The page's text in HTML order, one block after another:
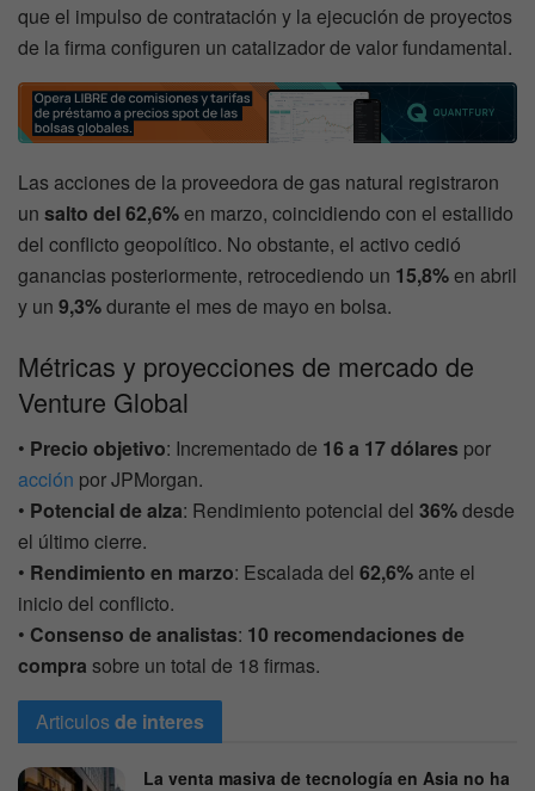
que el impulso de contratación y la ejecución de proyectos
de la firma configuren un catalizador de valor fundamental.
Las acciones de la proveedora de gas natural registraron
un salto del 62,6%en marzo, coincidiendo con el estallido
del conflicto geopolítico. No obstante, el activo cedió
ganancias posteriormente, retrocediendo un 15,8%en abril
y un 9,3%durante el mes de mayo en bolsa.
Métricas y proyecciones de mercado de
Venture Global
• Precio objetivo: Incrementado de 16 a 17 dólares por
acción por JPMorgan.
• Potencial de alza: Rendimiento potencial del 36%desde
el último cierre.
• Rendimiento en marzo: Escalada del 62,6% ante el
inicio del conflicto.
• Consenso de analistas: 10 recomendaciones de
compra sobre un total de 18 firmas.
Articulosde interes
La venta masiva de tecnología en Asia no ha